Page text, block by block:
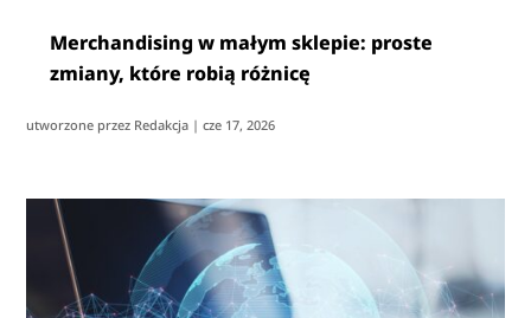
Merchandising w małym sklepie: proste
zmiany, które robią różnicę
utworzone przez Redakcja |cze 17, 2026